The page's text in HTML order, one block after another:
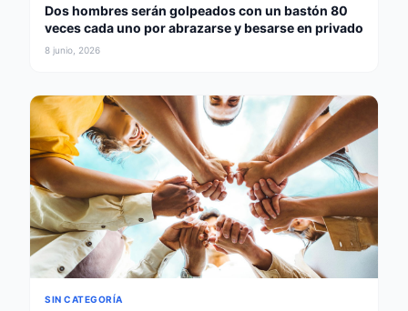
Dos hombres serán golpeados con un bastón 80
veces cada uno por abrazarse y besarse en privado
8 junio, 2026
SIN CATEGORÍA